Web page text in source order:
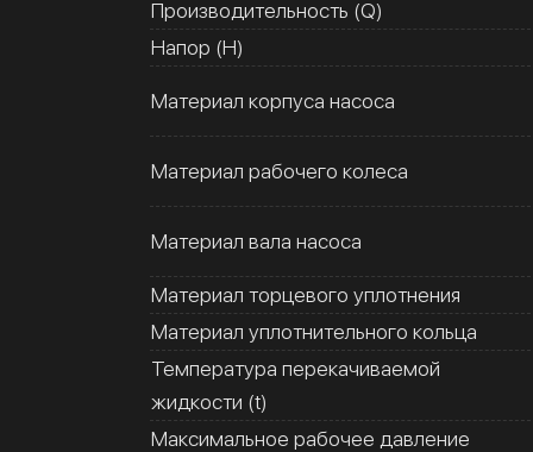
Производительность (Q)
Напор (H)
Материал корпуса насоса
Материал рабочего колеса
Материал вала насоса
Материал торцевого уплотнения
Материал уплотнительного кольца
Температура перекачиваемой
жидкости (t)
Максимальное рабочее давление